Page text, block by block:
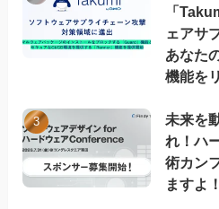
「
ェアサ
あなた
機能を
未来を
れ！ハ
術カン
ますよ！